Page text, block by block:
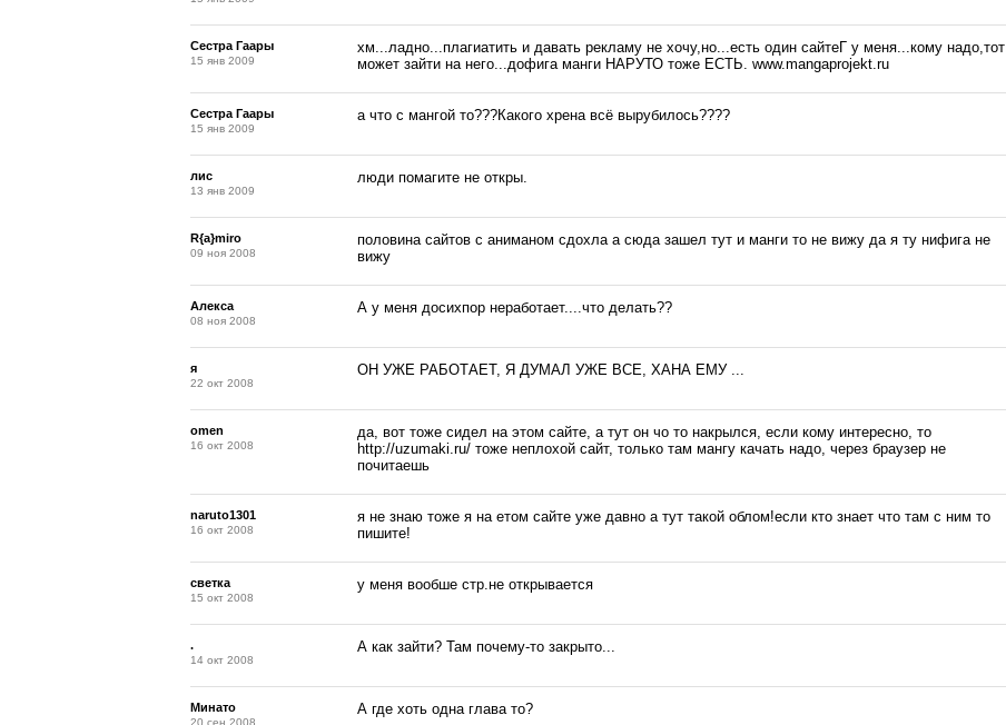
Сестра Гаары
15 янв 2009
хм...ладно...плагиатить и давать рекламу не хочу,но...есть один сайтеГ у меня...кому надо,тот
может зайти на него...дофига манги НАРУТО тоже ЕСТЬ. www.mangaprojekt.ru
Сестра Гаары
15 янв 2009
а что с мангой то???Какого хрена всё вырубилось????
лис
13 янв 2009
люди помагите не откры.
R{a}miro
09 ноя 2008
половина сайтов с аниманом сдохла а сюда зашел тут и манги то не вижу да я ту нифига не
вижу
Алекса
08 ноя 2008
А у меня досихпор неработает....что делать??
я
22 окт 2008
ОН УЖЕ РАБОТАЕТ, Я ДУМАЛ УЖЕ ВСЕ, ХАНА ЕМУ ...
omen
16 окт 2008
да, вот тоже сидел на этом сайте, а тут он чо то накрылся, если кому интересно, то
http://uzumaki.ru/ тоже неплохой сайт, только там мангу качать надо, через браузер не
почитаешь
naruto1301
16 окт 2008
я не знаю тоже я на етом сайте уже давно а тут такой облом!если кто знает что там с ним то
пишите!
светка
15 окт 2008
у меня вообше стр.не открывается
.
14 окт 2008
А как зайти? Там почему-то закрыто...
Минато
20 сен 2008
А где хоть одна глава то?